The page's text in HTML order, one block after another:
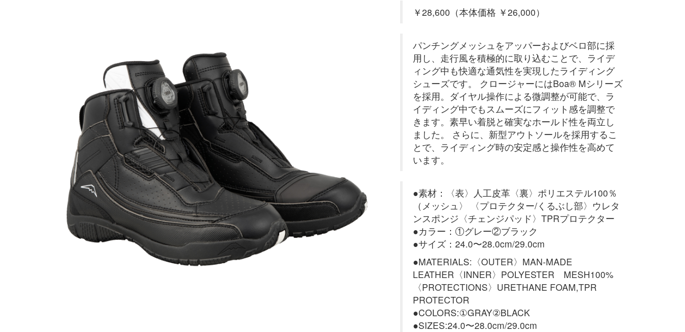
￥28,600（本体価格 ￥26,000）
パンチングメッシュをアッパーおよびベロ部に採
用し、走行風を積極的に取り込むことで、ライデ
ィング中も快適な通気性を実現したライディング
シューズです。 クロージャーにはBoa® Mシリーズ
を採用。ダイヤル操作による微調整が可能で、ラ
イディング中でもスムーズにフィット感を調整で
きます。素早い着脱と確実なホールド性を両立し
ました。 さらに、新型アウトソールを採用するこ
とで、ライディング時の安定感と操作性を高めて
います。
●素材：〈表〉人工皮革〈裏〉ポリエステル100％
（メッシュ〉 〈プロテクター/くるぶし部〉ウレタ
ンスポンジ〈チェンジパッド〉TPRプロテクター
●カラー：①グレー②ブラック
●サイズ：24.0〜28.0cm/29.0cm
●MATERIALS:〈OUTER〉MAN-MADE
LEATHER〈INNER〉POLYESTER MESH100%
〈PROTECTIONS〉URETHANE FOAM,TPR
PROTECTOR
●COLORS:①GRAY②BLACK
●SIZES:24.0〜28.0cm/29.0cm